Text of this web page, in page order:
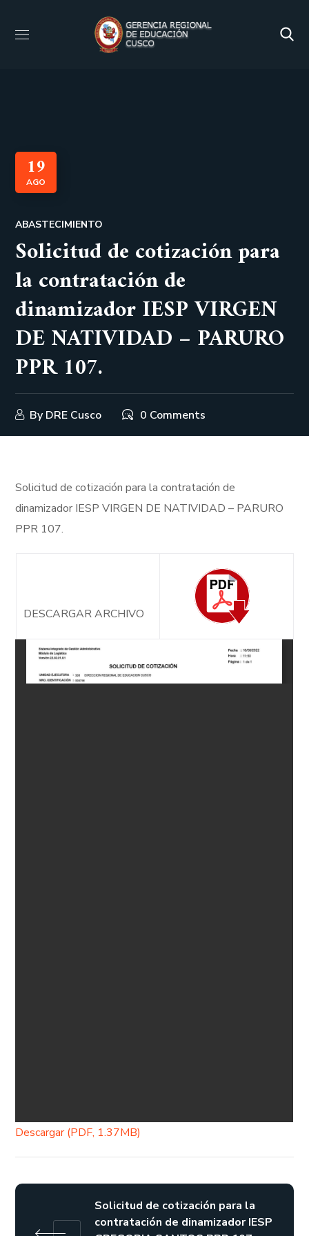
19
AGO
ABASTECIMIENTO
Solicitud de cotización para
la contratación de
dinamizador IESP VIRGEN
DE NATIVIDAD – PARURO
PPR 107.
By DRE Cusco 0 Comments
Solicitud de cotización para la contratación de
dinamizador IESP VIRGEN DE NATIVIDAD – PARURO
PPR 107.
DESCARGAR ARCHIVO
Descargar (PDF, 1.37MB)
Solicitud de cotización para la
contratación de dinamizador IESP